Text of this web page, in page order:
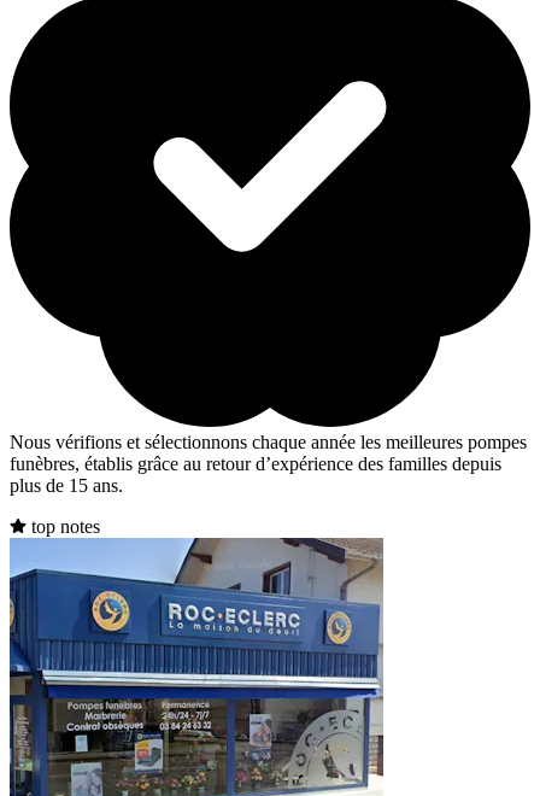
Nous vérifions et sélectionnons chaque année les meilleures pompes
funèbres, établis grâce au retour d’expérience des familles depuis
plus de 15 ans.
top notes